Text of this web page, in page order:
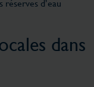
dans